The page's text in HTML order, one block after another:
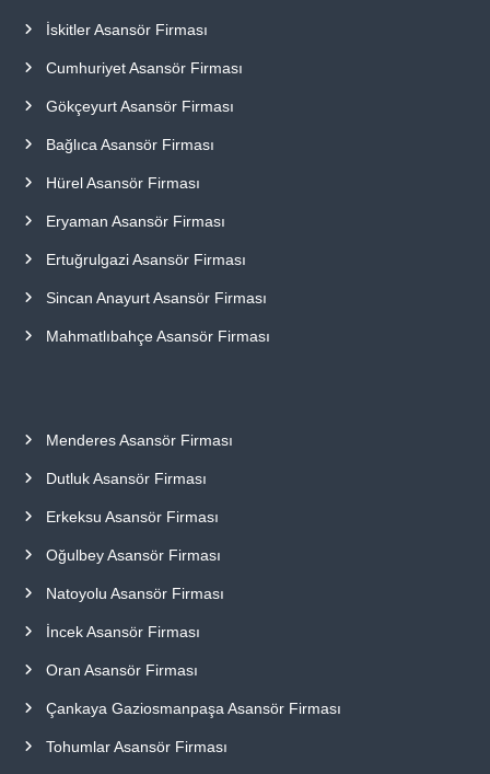
İskitler Asansör Firması
Cumhuriyet Asansör Firması
Gökçeyurt Asansör Firması
Bağlıca Asansör Firması
Hürel Asansör Firması
Eryaman Asansör Firması
Ertuğrulgazi Asansör Firması
Sincan Anayurt Asansör Firması
Mahmatlıbahçe Asansör Firması
Menderes Asansör Firması
Dutluk Asansör Firması
Erkeksu Asansör Firması
Oğulbey Asansör Firması
Natoyolu Asansör Firması
İncek Asansör Firması
Oran Asansör Firması
Çankaya Gaziosmanpaşa Asansör Firması
Tohumlar Asansör Firması